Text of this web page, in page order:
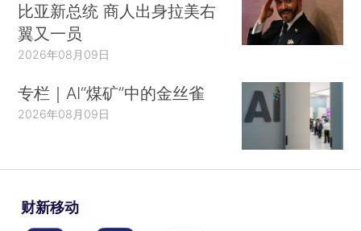
比亚新总统 商人出身拉美右
翼又一员
2026年08月09日
专栏｜AI“煤矿”中的金丝雀
2026年08月09日
财新移动